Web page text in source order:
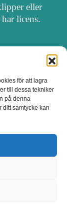
för att lagra
till dessa tekniker
på denna
ditt samtycke kan
eller
licens.